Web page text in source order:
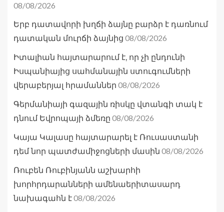
08/08/2026
Երբ դատավորի խղճի ձայնը բարձր է դառնում
դատական մուրճի ձայնից 08/08/2026
Իտալիան հայտարարում է, որ չի ընդունի
Իսպանիայից սահմանային ստուգումների
վերաբերյալ հրամաններ 08/08/2026
Գերմանիայի գազային ռիսկը վտանգի տակ է
դնում Եվրոպայի ձմեռը 08/08/2026
Կայա Կալասը հայտարարել է Ռուսաստանի
դեմ նոր պատժամիջոցների մասին 08/08/2026
Ռուբեն Ռուբինյանն աշխարհի
խորհրդարանների ամենաերիտասարդ
նախագահն է08/08/2026